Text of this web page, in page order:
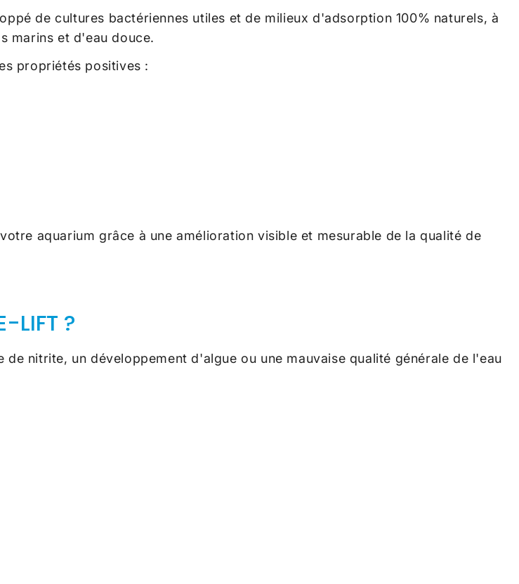
de cultures bactériennes utiles et de milieux d'adsorption 100% naturels, à
marins et d'eau douce.
propriétés positives :
aquarium grâce à une amélioration visible et mesurable de la qualité de
?
nitrite, un développement d'algue ou une mauvaise qualité générale de l'eau